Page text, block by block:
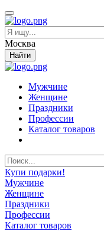
Москва
Найти
Мужчине
Женщине
Праздники
Профессии
Каталог товаров
Купи подарки!
Мужчине
Женщине
Праздники
Профессии
Каталог товаров